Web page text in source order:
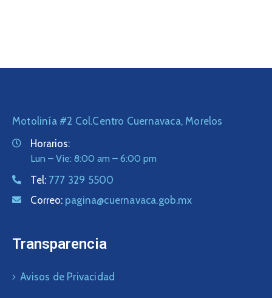
Motolinía #2 Col.Centro Cuernavaca, Morelos
Horarios:
Lun – Vie: 8:00 am – 6:00 pm
Tel: 777 329 5500
Correo: pagina@cuernavaca.gob.mx
Transparencia
Avisos de Privacidad